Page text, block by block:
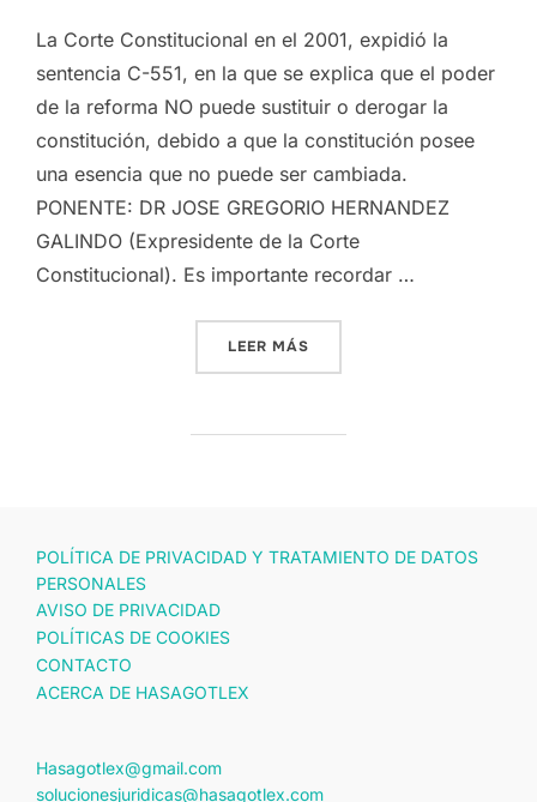
La Corte Constitucional en el 2001, expidió la
sentencia C-551, en la que se explica que el poder
de la reforma NO puede sustituir o derogar la
constitución, debido a que la constitución posee
una esencia que no puede ser cambiada.
PONENTE: DR JOSE GREGORIO HERNANDEZ
GALINDO (Expresidente de la Corte
Constitucional). Es importante recordar …
LEER MÁS
POLÍTICA DE PRIVACIDAD Y TRATAMIENTO DE DATOS
PERSONALES
AVISO DE PRIVACIDAD
POLÍTICAS DE COOKIES
CONTACTO
ACERCA DE HASAGOTLEX
Hasagotlex@gmail.com
solucionesjuridicas@hasagotlex.com